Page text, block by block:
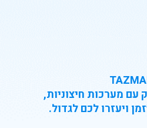
מערכות חיצוניות,
ויעזרו לכם לגדול.